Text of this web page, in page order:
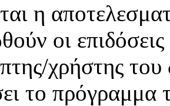
η
οι
χρήστης
το πρόγραμμα